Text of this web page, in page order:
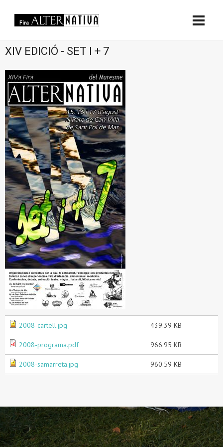
XIV EDICIÓ - SET I + 7
2008-cartell.jpg 439.39 KB
2008-programa.pdf 966.95 KB
2008-samarreta.jpg 960.59 KB